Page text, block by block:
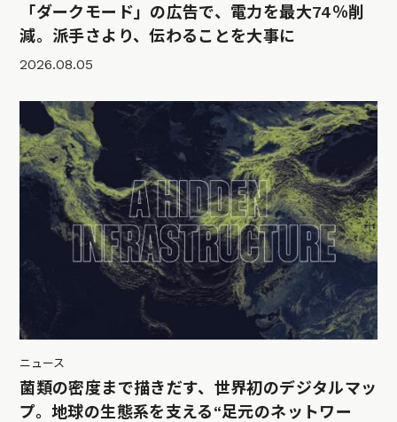
「ダークモード」の広告で、電力を最大74％削
減。派手さより、伝わることを大事に
2026.08.05
ニュース
菌類の密度まで描きだす、世界初のデジタルマッ
プ。地球の生態系を支える“足元のネットワー